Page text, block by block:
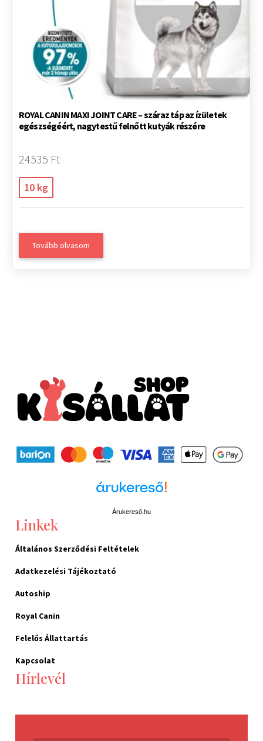
ROYAL CANIN MAXI JOINT CARE – száraz táp az ízületek
egészségéért, nagytestű felnőtt kutyák részére
24535 Ft
10 kg
Tovább olvasom
Árukereső.hu
Linkek
Általános Szerződési Feltételek
Adatkezelési Tájékoztató
Autoship
Royal Canin
Felelős Állattartás
Kapcsolat
Hírlevél